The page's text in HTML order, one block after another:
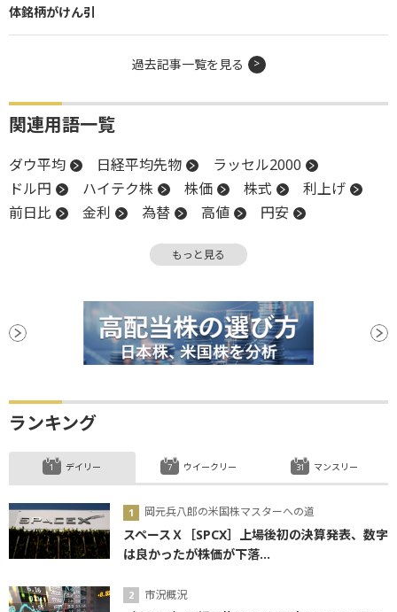
体銘柄がけん引
過去記事一覧を見る
関連用語一覧
ダウ平均 日経平均先物
ラッセル2000
ドル円
ハイテク株 株価 株式
利上げ
前日比
金利 為替 高値
円安
嫌気
経営統合
下方修正 金融政策
業績見通し
小型株
日銀 安値
もっと見る
ランキング
デイリー
岡元兵八郎の米国株マスターへの道
スペースＸ［SPCX］上場後初の決算発表、数字
は良かったが株価が下落...
市況概況
ウイークリー マンスリー